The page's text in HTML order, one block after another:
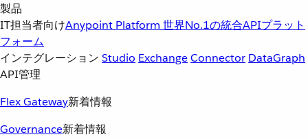
製品
IT担当者向けAnypoint Platform 世界No.1の統合APIプラット
フォーム
インテグレーション Studio ExchangeConnector DataGraph
API管理
Flex Gateway新着情報
Governance新着情報